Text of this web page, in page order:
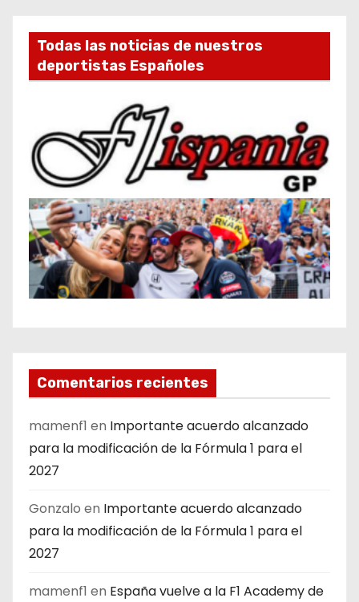
Todas las noticias de nuestros
deportistas Españoles
Comentarios recientes
mamenf1 en Importante acuerdo alcanzado
para la modificación de la Fórmula 1 para el
2027
Gonzalo en Importante acuerdo alcanzado
para la modificación de la Fórmula 1 para el
2027
mamenf1 en España vuelve a la F1 Academy de